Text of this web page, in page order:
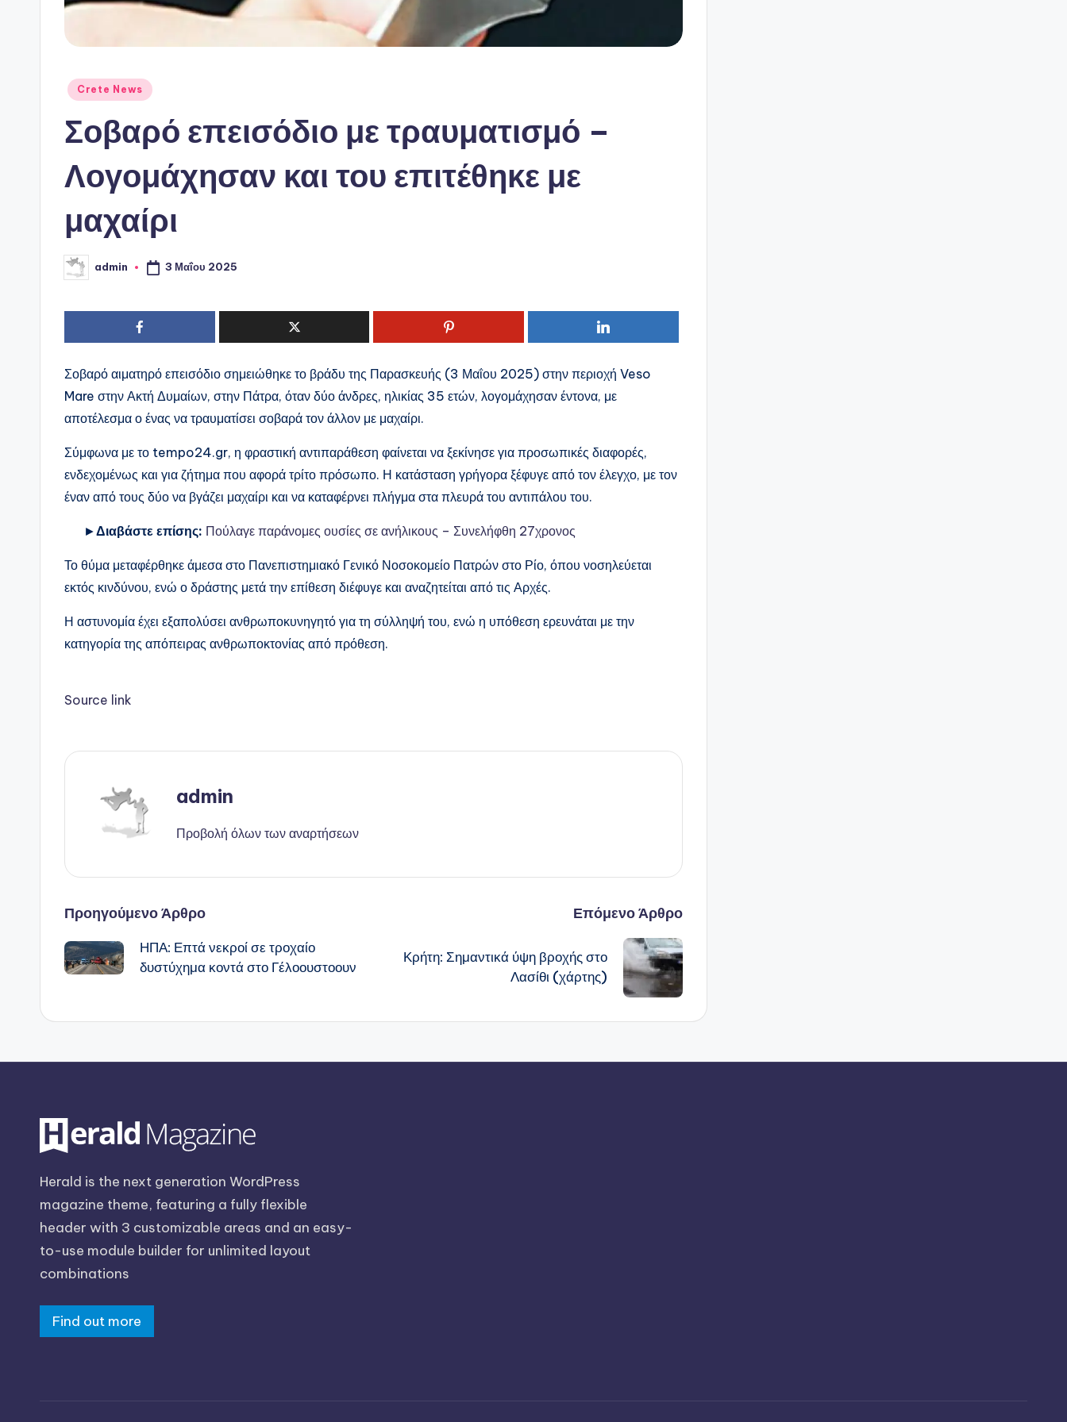
Αναρτήθηκε
Crete News
Σοβαρό επεισόδιο με τραυματισμό –
Λογομάχησαν και του επιτέθηκε με
μαχαίρι
Συγγραφέας:
admin 3 Μαΐου 2025
Σοβαρό αιματηρό επεισόδιο σημειώθηκε το βράδυ της Παρασκευής (3 Μαΐου 2025) στην περιοχή Veso
Mare στην Ακτή Δυμαίων, στην Πάτρα, όταν δύο άνδρες, ηλικίας 35 ετών, λογομάχησαν έντονα, με
αποτέλεσμα ο ένας να τραυματίσει σοβαρά τον άλλον με μαχαίρι.
Σύμφωνα με το tempo24.gr, η φραστική αντιπαράθεση φαίνεται να ξεκίνησε για προσωπικές διαφορές,
ενδεχομένως και για ζήτημα που αφορά τρίτο πρόσωπο. Η κατάσταση γρήγορα ξέφυγε από τον έλεγχο, με τον
έναν από τους δύο να βγάζει μαχαίρι και να καταφέρνει πλήγμα στα πλευρά του αντιπάλου του.
►Διαβάστε επίσης: Πούλαγε παράνομες ουσίες σε ανήλικους – Συνελήφθη 27χρονος
Το θύμα μεταφέρθηκε άμεσα στο Πανεπιστημιακό Γενικό Νοσοκομείο Πατρών στο Ρίο, όπου νοσηλεύεται
εκτός κινδύνου, ενώ ο δράστης μετά την επίθεση διέφυγε και αναζητείται από τις Αρχές.
Η αστυνομία έχει εξαπολύσει ανθρωποκυνηγητό για τη σύλληψή του, ενώ η υπόθεση ερευνάται με την
κατηγορία της απόπειρας ανθρωποκτονίας από πρόθεση.
Source link
admin
Προβολή όλων των αναρτήσεων
Πλοήγηση
δημοσιεύσεων
Προηγούμενο Άρθρο
ΗΠΑ: Επτά νεκροί σε τροχαίο
δυστύχημα κοντά στο Γέλοουστοουν
Επόμενο Άρθρο
Κρήτη: Σημαντικά ύψη βροχής στο
Λασίθι (χάρτης)
Herald is the next generation WordPress
magazine theme, featuring a fully flexible
header with 3 customizable areas and an easy-
to-use module builder for unlimited layout
combinations
Find out more